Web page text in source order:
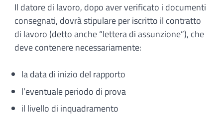
Il datore di lavoro, dopo aver verificato i documenti
consegnati, dovrà stipulare per iscritto il contratto
di lavoro (detto anche “lettera di assunzione”), che
deve contenere necessariamente:
la data di inizio del rapporto
l’eventuale periodo di prova
il livello di inquadramento